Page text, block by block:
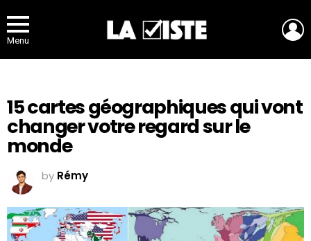
Menu
15 cartes géographiques qui vont
changer votre regard sur le
monde
by Rémy